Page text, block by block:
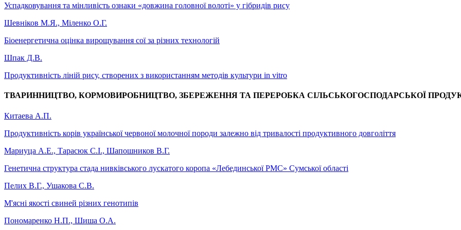
Успадковування та мінливість ознаки «довжина головної волоті» у гібридів рису
Шевніков М.Я., Міленко О.Г.
Біоенергетична оцінка вирощування сої за різних технологій
Шпак Д.В.
Продуктивність ліній рису, створених з використанням методів культури in vitro
ТВАРИННИЦТВО, КОРМОВИРОБНИЦТВО, ЗБЕРЕЖЕННЯ ТА ПЕРЕРОБКА СІЛЬСЬКОГОСПОДАРСЬКОЇ
Китаева А.П.
Продуктивність корів української червоної молочної породи залежно від тривалості продуктивного довголіття
Мариуца А.Е., Тарасюк С.І., Шапошников В.Г.
Генетична структура стада нивківського лускатого коропа «Лебединської РМС» Сумської області
Пелих В.Г., Ушакова С.В.
М'ясні якості свиней різних генотипів
Пономаренко Н.П., Шиша О.А.